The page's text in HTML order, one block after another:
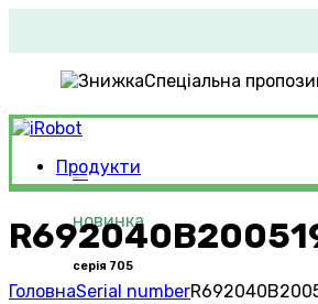
Спеціальна
Продукти
новинка
серія 705
ГоловнаSerial number